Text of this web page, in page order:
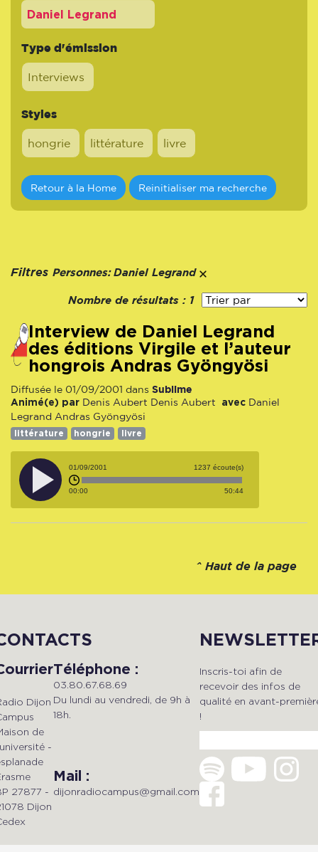
Type d'émission
Interviews
Styles
hongrie littérature livre
Retour à la Home Reinitialiser ma recherche
Filtres Personnes: Daniel Legrand
Nombre de résultats : 1
interview de Daniel Legrand
des éditions Virgile et l’auteur
hongrois Andras Gyöngyösi
Diffusée le 01/09/2001 dans Sublime
Animé(e) par Denis Aubert Denis Aubert avec Daniel
Legrand Andras Gyöngyösi
littérature hongrie livre
01/09/2001 1237 écoute(s)
00:00 50:44
^ Haut de la page
Dijon
de
-
27877 -
Dijon
Téléphone :
03.80.67.68.69
Du lundi au vendredi, de 9h à
18h.
Mail :
dijonradiocampus@gmail.com
Inscris-toi afin de
recevoir des infos de
qualité en avant-
!